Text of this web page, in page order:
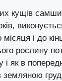
кущів
і до
рослину
і як в
земляною